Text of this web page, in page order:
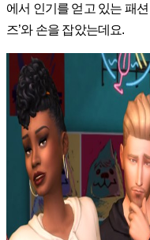
에서 인기를 얻고 있는 패션
즈’와 손을 잡았는데요.